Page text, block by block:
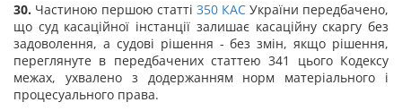
30. Частиною першою статті 350 КАС України передбачено,
що суд касаційної інстанції залишає касаційну скаргу без
задоволення, а судові рішення - без змін, якщо рішення,
переглянуте в передбачених статтею 341 цього Кодексу
межах, ухвалено з додержанням норм матеріального і
процесуального права.